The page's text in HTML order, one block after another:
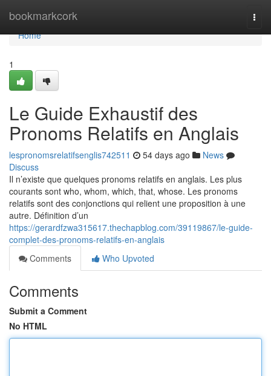
bookmarkcork
Home
Home
1
Le Guide Exhaustif des
Pronoms Relatifs en Anglais
lespronomsrelatifsenglis742511 54 days ago
News
Discuss
Il n’existe que quelques pronoms relatifs en anglais. Les plus
courants sont who, whom, which, that, whose. Les pronoms
relatifs sont des conjonctions qui relient une proposition à une
autre. Définition d’un
https://gerardfzwa315617.thechapblog.com/39119867/le-guide-
complet-des-pronoms-relatifs-en-anglais
Comments
Who Upvoted
Comments
Submit a Comment
No HTML